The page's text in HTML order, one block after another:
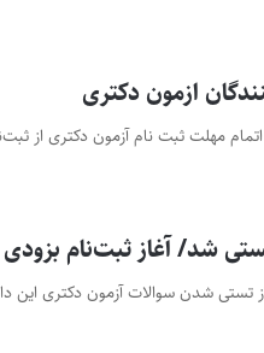
نام آزمون دکتری از ثبت‌نام ۲۱۷ هزار و ۶۵۰
شد/ آغاز ثبت‌نام بزودی
تستی شدن سوالات آزمون دکتری این